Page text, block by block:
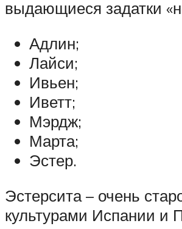
выдающиеся задатки
Адлин;
Лайси;
Ивьен;
Иветт;
Мэрдж;
Марта;
Эстер.
Эстерсита – очень
культурами Испании и